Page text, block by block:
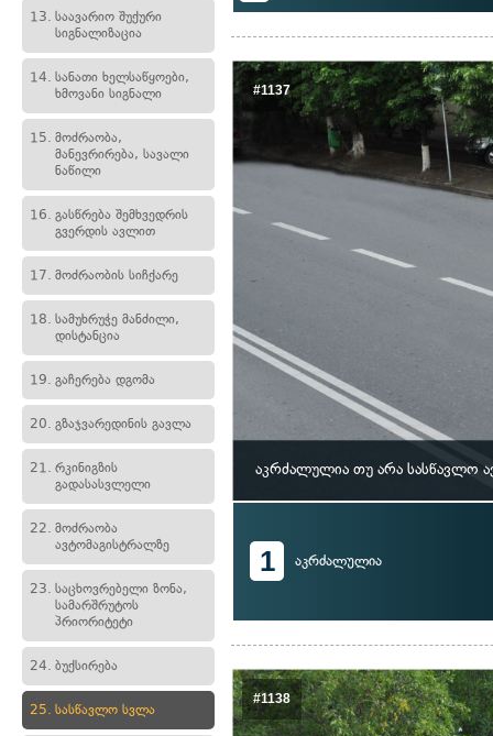
13. საავარიო შუქური
სიგნალიზაცია
14. სანათი ხელსაწყოები,
ხმოვანი სიგნალი
15. მოძრაობა,
მანევრირება, სავალი
ნაწილი
16. გასწრება შემხვედრის
გვერდის ავლით
17. მოძრაობის სიჩქარე
18. სამუხრუჭე მანძილი,
დისტანცია
19. გაჩერება დგომა
20. გზაჯვარედინის გავლა
21. რკინიგზის
გადასასვლელი
22. მოძრაობა
ავტომაგისტრალზე
23. საცხოვრებელი ზონა,
სამარშრუტოს
პრიორიტეტი
24. ბუქსირება
25. სასწავლო სვლა
#1137
აკრძალულია თუ არა სასწავლო
1 აკრძალულია
#1138